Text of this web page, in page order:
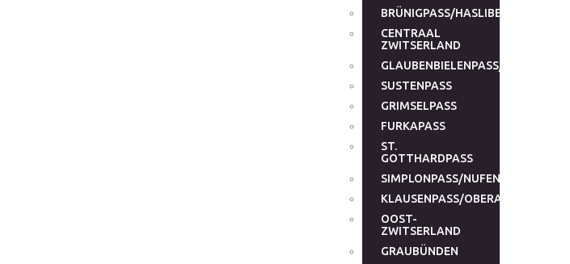
BRÜNIGPASS/HASLIBERG
CENTRAAL
ZWITSERLAND
GLAUBENBIELENPASS/
SUSTENPASS
GRIMSELPASS
FURKAPASS
ST.
GOTTHARDPASS
SIMPLONPASS/NUFENENPASS
KLAUSENPASS/OBERALPPASS
OOST-
ZWITSERLAND
GRAUBÜNDEN